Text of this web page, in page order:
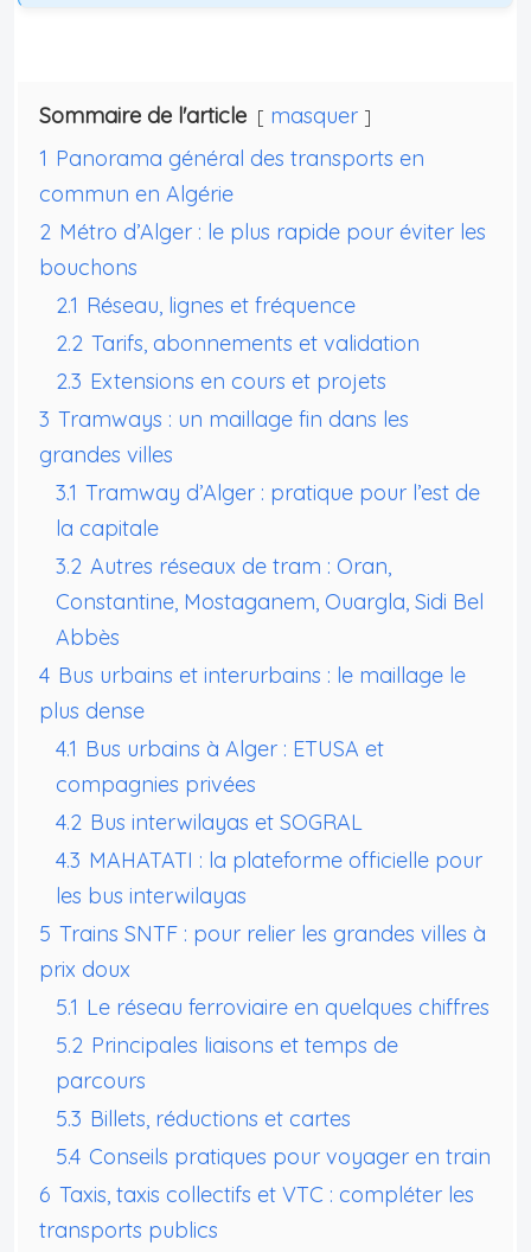
Sommaire de l'article
masquer
1 Panorama général des transports en
commun en Algérie
2 Métro d’Alger : le plus rapide pour éviter les
bouchons
2.1 Réseau, lignes et fréquence
2.2 Tarifs, abonnements et validation
2.3 Extensions en cours et projets
3 Tramways : un maillage fin dans les
grandes villes
3.1 Tramway d’Alger : pratique pour l’est de
la capitale
3.2 Autres réseaux de tram : Oran,
Constantine, Mostaganem, Ouargla, Sidi Bel
Abbès
4 Bus urbains et interurbains : le maillage le
plus dense
4.1 Bus urbains à Alger : ETUSA et
compagnies privées
4.2 Bus interwilayas et SOGRAL
4.3 MAHATATI : la plateforme officielle pour
les bus interwilayas
5 Trains SNTF : pour relier les grandes villes à
prix doux
5.1 Le réseau ferroviaire en quelques chiffres
5.2 Principales liaisons et temps de
parcours
5.3 Billets, réductions et cartes
5.4 Conseils pratiques pour voyager en train
6 Taxis, taxis collectifs et VTC : compléter les
transports publics